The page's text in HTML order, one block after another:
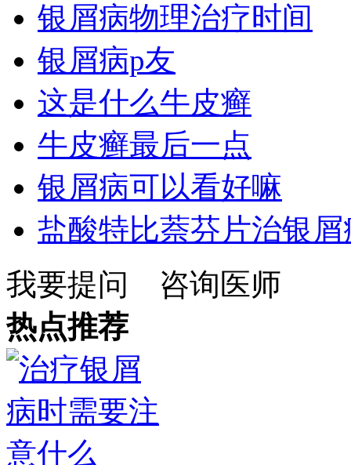
银屑病物理治疗时间
银屑病p友
这是什么牛皮癣
牛皮癣最后一点
银屑病可以看好嘛
盐酸特比萘芬片治银屑
我要提问
咨询医师
热点推荐